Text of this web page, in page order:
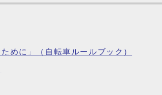
めに」（自転車ルールブック）